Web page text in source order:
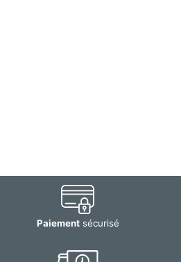
Paiementsécurisé